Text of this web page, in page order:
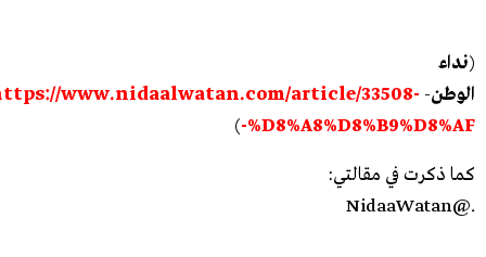
(نداء
الوطن-
www.nidaalwatan.com/article/33508-
%D8%A8%D8%B9%D8%AF-
)
كما ذكرت في مقالتي:
.
@NidaaWatan